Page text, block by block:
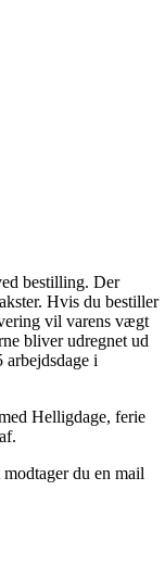
bestilling. Der
Hvis du bestiller
vil varens vægt
bliver udregnet ud
i
Helligdage, ferie
du en mail